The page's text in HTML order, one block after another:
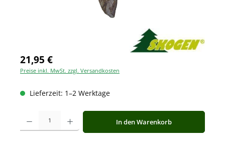
21,95 €
Preise inkl. MwSt. zzgl. Versandkosten
Lieferzeit: 1–2 Werktage
Produkt Anzahl: Gib den gewünschten Wert ein oder benutze die
In den Warenkorb